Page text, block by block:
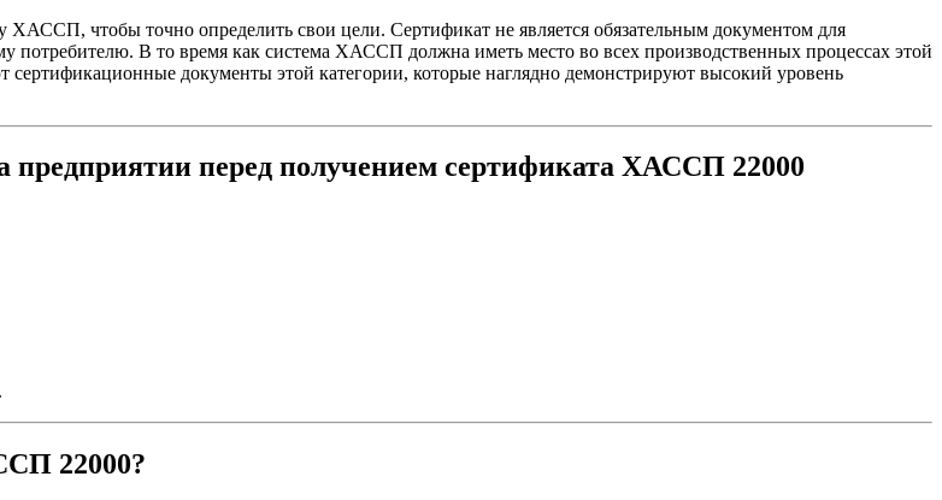
чтобы точно определить свои цели. Сертификат не является обязательным документом для
потребителю. В то время как система ХАССП должна иметь место во всех производственных процессах этой
документы этой категории, которые наглядно демонстрируют высокий уровень
предприятии перед получением сертификата ХАССП 22000
22000?